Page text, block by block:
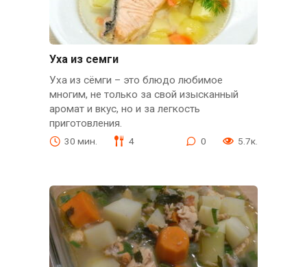
Уха из семги
Уха из сёмги – это блюдо любимое
многим, не только за свой изысканный
аромат и вкус, но и за легкость
приготовления.
30 мин. 4 0 5.7к.